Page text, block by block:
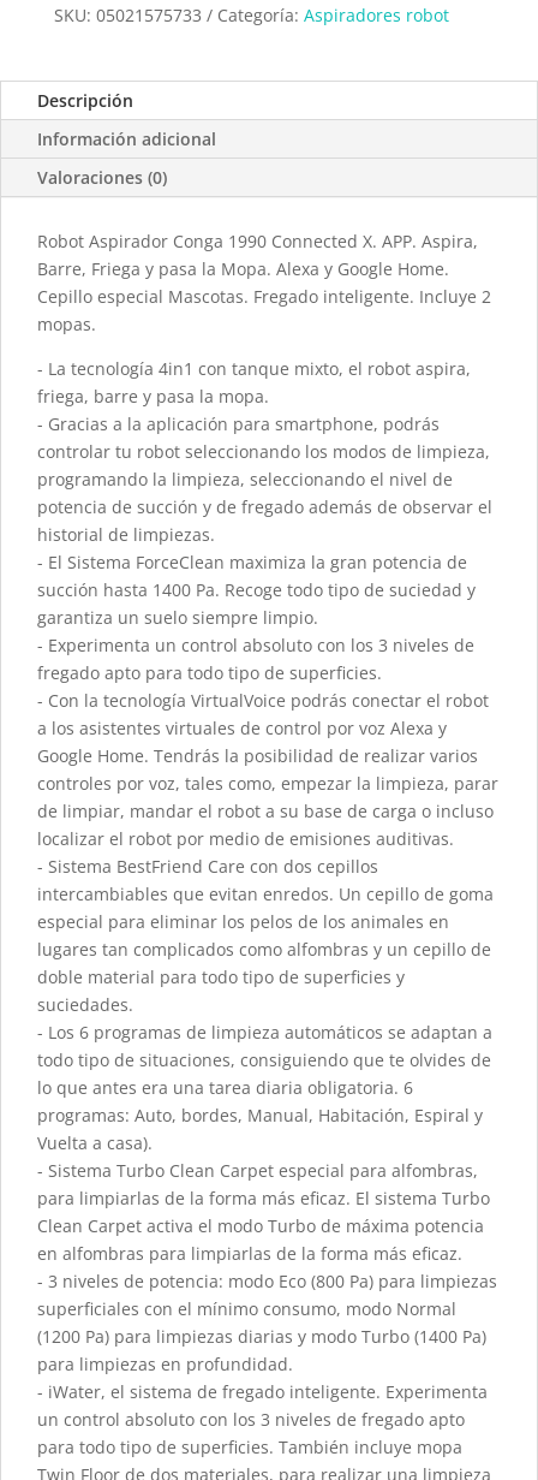
SKU: 05021575733 Categoría: Aspiradores robot
Descripción
Información adicional
Valoraciones (0)
Robot Aspirador Conga 1990 Connected X. APP. Aspira,
Barre, Friega y pasa la Mopa. Alexa y Google Home.
Cepillo especial Mascotas. Fregado inteligente. Incluye 2
mopas.
- La tecnología 4in1 con tanque mixto, el robot aspira,
friega, barre y pasa la mopa.
- Gracias a la aplicación para smartphone, podrás
controlar tu robot seleccionando los modos de limpieza,
programando la limpieza, seleccionando el nivel de
potencia de succión y de fregado además de observar el
historial de limpiezas.
- El Sistema ForceClean maximiza la gran potencia de
succión hasta 1400 Pa. Recoge todo tipo de suciedad y
garantiza un suelo siempre limpio.
- Experimenta un control absoluto con los 3 niveles de
fregado apto para todo tipo de superficies.
- Con la tecnología VirtualVoice podrás conectar el robot
a los asistentes virtuales de control por voz Alexa y
Google Home. Tendrás la posibilidad de realizar varios
controles por voz, tales como, empezar la limpieza, parar
de limpiar, mandar el robot a su base de carga o incluso
localizar el robot por medio de emisiones auditivas.
- Sistema BestFriend Care con dos cepillos
intercambiables que evitan enredos. Un cepillo de goma
especial para eliminar los pelos de los animales en
lugares tan complicados como alfombras y un cepillo de
doble material para todo tipo de superficies y
suciedades.
- Los 6 programas de limpieza automáticos se adaptan a
todo tipo de situaciones, consiguiendo que te olvides de
lo que antes era una tarea diaria obligatoria. 6
programas: Auto, bordes, Manual, Habitación, Espiral y
Vuelta a casa).
- Sistema Turbo Clean Carpet especial para alfombras,
para limpiarlas de la forma más eficaz. El sistema Turbo
Clean Carpet activa el modo Turbo de máxima potencia
en alfombras para limpiarlas de la forma más eficaz.
- 3 niveles de potencia: modo Eco (800 Pa) para limpiezas
superficiales con el mínimo consumo, modo Normal
(1200 Pa) para limpiezas diarias y modo Turbo (1400 Pa)
para limpiezas en profundidad.
- iWater, el sistema de fregado inteligente. Experimenta
un control absoluto con los 3 niveles de fregado apto
para todo tipo de superficies. También incluye mopa
Twin Floor de dos materiales, para realizar una limpieza